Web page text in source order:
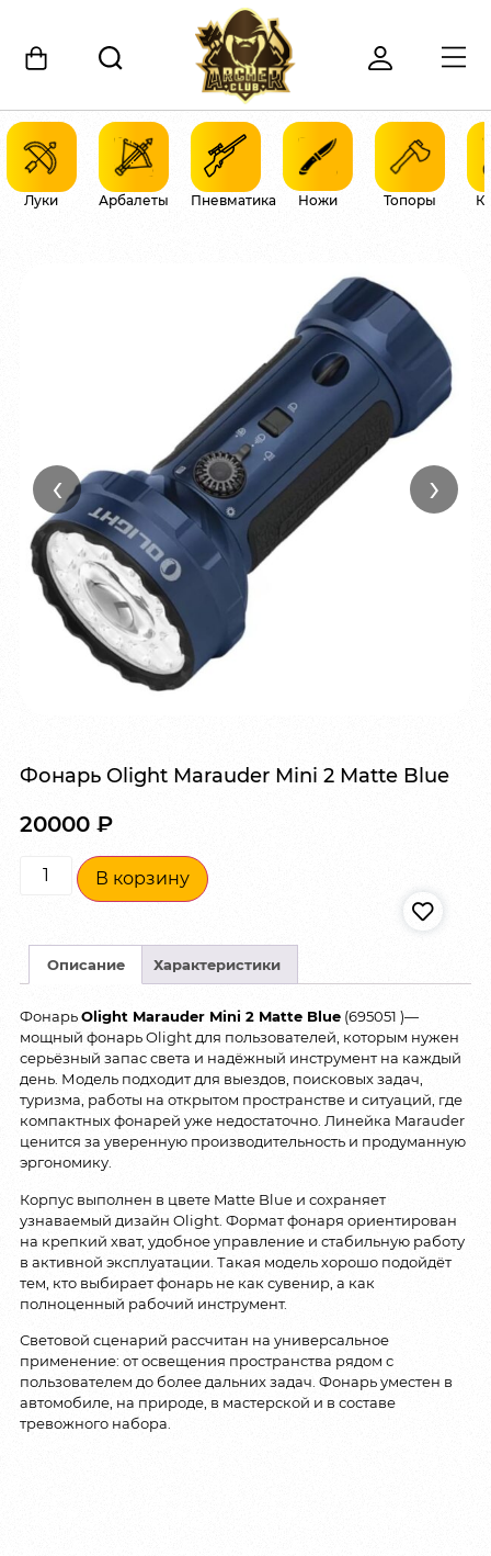
Луки Арбалеты Пневматика Ножи Топоры
‹ ›
Фонарь Olight Marauder Mini 2 Matte Blue
20000 ₽
В корзину
Описание Характеристики
ФонарьOlight Marauder Mini 2 Matte Blue (695051 )—
мощный фонарь Olight для пользователей, которым нужен
серьёзный запас света и надёжный инструмент на каждый
день. Модель подходит для выездов, поисковых задач,
туризма, работы на открытом пространстве и ситуаций, где
компактных фонарей уже недостаточно. Линейка Marauder
ценится за уверенную производительность и продуманную
эргономику.
Корпус выполнен в цвете Matte Blue и сохраняет
узнаваемый дизайн Olight. Формат фонаря ориентирован
на крепкий хват, удобное управление и стабильную работу
в активной эксплуатации. Такая модель хорошо подойдёт
тем, кто выбирает фонарь не как сувенир, а как
полноценный рабочий инструмент.
Световой сценарий рассчитан на универсальное
применение: от освещения пространства рядом с
пользователем до более дальних задач. Фонарь уместен в
автомобиле, на природе, в мастерской и в составе
тревожного набора.